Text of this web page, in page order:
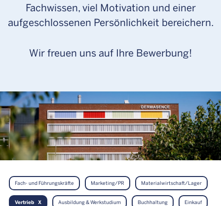
Fachwissen, viel Motivation und einer
aufgeschlossenen Persönlichkeit bereichern.
Wir freuen uns auf Ihre Bewerbung!
Fach- und Führungskräfte Marketing/PR Materialwirtschaft/Lager
Vertrieb Ausbildung & Werkstudium Buchhaltung Einkauf